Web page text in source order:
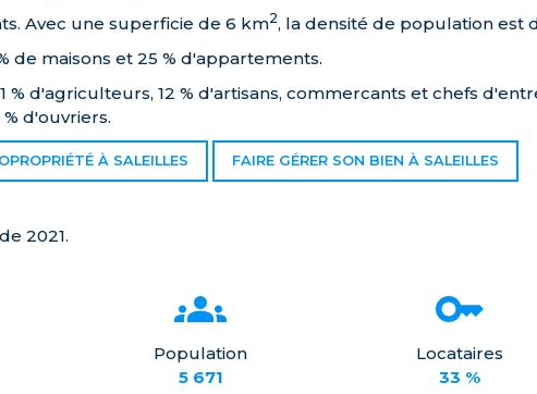
Avec une superficie de 6 km2, la densité de population est
de maisons et 25 % d'appartements.
d'agriculteurs, 12 % d'artisans, commercants et chefs
d'ouvriers.
À SALEILLES FAIRE GÉRER SON BIEN À SALEILLES
2021.
Population
5 671
Locataires
33 %